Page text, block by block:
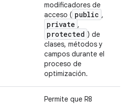
modificadores de
acceso ( public ,
private ,
protected ) de
clases, métodos y
campos durante el
proceso de
optimización.
Permite que R8